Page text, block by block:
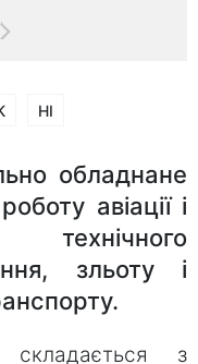
НІ
обладнане
авіації і
зльоту і
з